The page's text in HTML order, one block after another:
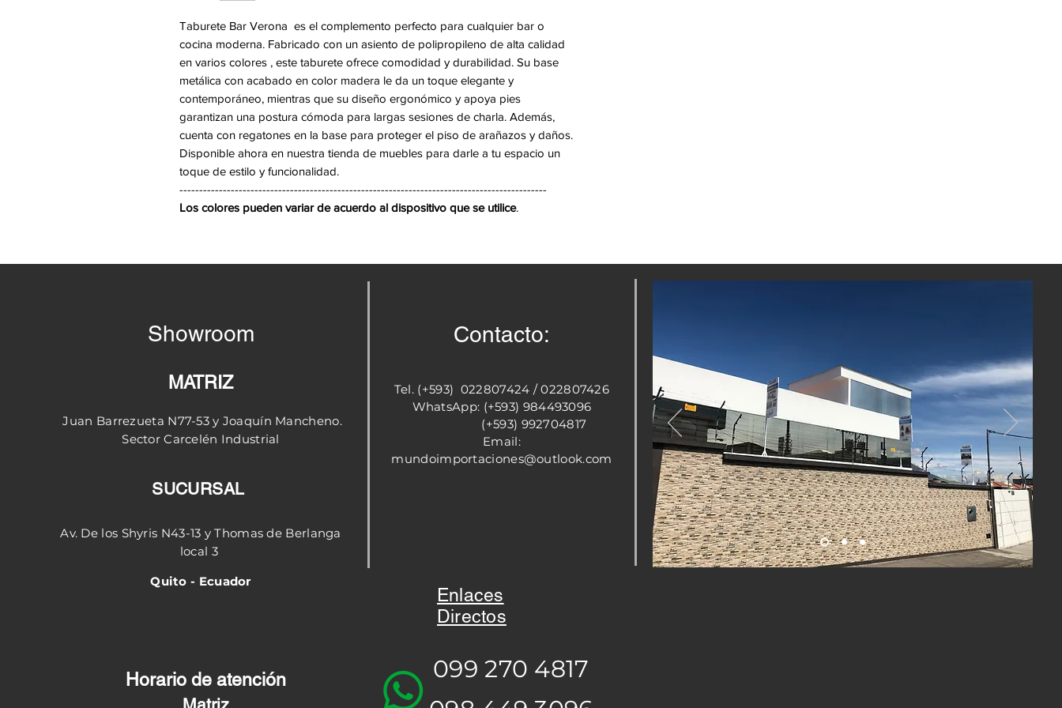
Taburete Bar Verona es el complemento perfecto para cualquier bar o
cocina moderna. Fabricado con un asiento de polipropileno de alta calidad
en varios colores , este taburete ofrece comodidad y durabilidad. Su base
metálica con acabado en color madera le da un toque elegante y
contemporáneo, mientras que su diseño ergonómico y apoya pies
garantizan una postura cómoda para largas sesiones de charla. Además,
cuenta con regatones en la base para proteger el piso de arañazos y daños.
Disponible ahora en nuestra tienda de muebles para darle a tu espacio un
toque de estilo y funcionalidad.
---------------------------------------------------------------------------------------------
Los colores pueden variar de acuerdo al dispositivo que se utilice.
Showroom
MATRIZ
Juan Barrezueta N77-53 y Joaquín Mancheno.
SectorCarcelén Industrial
SUCURSAL
Av. De los Shyris N43-13 y Thomas de Berlanga
local 3
Quito - Ecuador
Horario de atención
Contacto:
Tel. (+593) 022807424 / 022807426
WhatsApp: (+593) 984493096
(+593) 992704817
Email:
mundoimportaciones@outlook.com
Enlaces
Directos
099 270 4817